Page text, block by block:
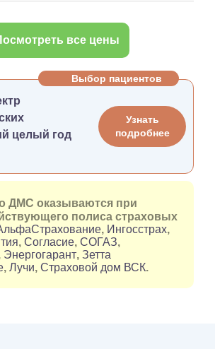
все цены
Выбор пациентов
целый год
Узнать
подробнее
по ДМС оказываются при
полиса страховых
, Ингосстрах,
, Согласие, СОГАЗ,
Энергогарант, Зетта
, Лучи, Страховой дом ВСК.